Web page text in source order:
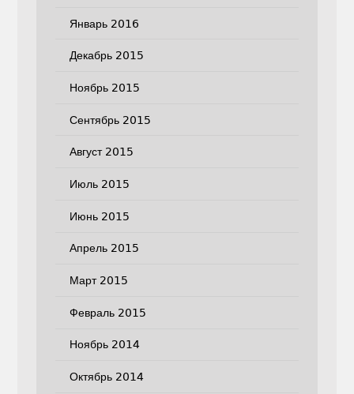
Январь 2016
Декабрь 2015
Ноябрь 2015
Сентябрь 2015
Август 2015
Июль 2015
Июнь 2015
Апрель 2015
Март 2015
Февраль 2015
Ноябрь 2014
Октябрь 2014